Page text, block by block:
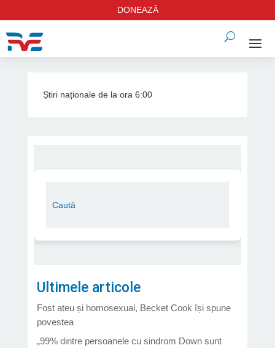
DONEAZĂ
Știri naționale de la ora 6:00
Ultimele articole
Fost ateu și homosexual, Becket Cook își spune
povestea
„99% dintre persoanele cu sindrom Down sunt